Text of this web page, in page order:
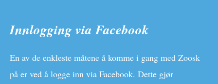
Innlogging via Facebook
En av de enkleste måtene å komme i gang med Zoosk
på er ved å logge inn via Facebook. Dette gjør